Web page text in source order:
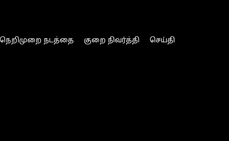
நெறிமுறை நடத்தை குறை நிவர்த்தி
செய்தி